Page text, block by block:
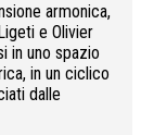
armonica,
e Olivier
in uno spazio
in un ciclico
dalle